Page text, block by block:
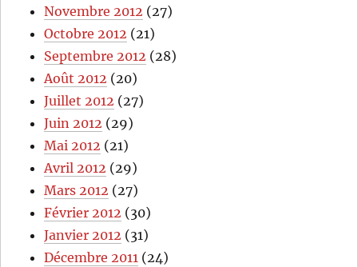
Novembre 2012 (27)
Octobre 2012 (21)
Septembre 2012 (28)
Août 2012 (20)
Juillet 2012 (27)
Juin 2012 (29)
Mai 2012 (21)
Avril 2012 (29)
Mars 2012 (27)
Février 2012 (30)
Janvier 2012 (31)
Décembre 2011 (24)